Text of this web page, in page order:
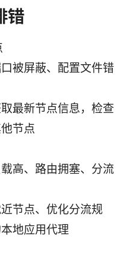
错
被屏蔽、配置文件错
最新节点信息，检查
节点
高、路由拥塞、分流
节点、优化分流规
地应用代理